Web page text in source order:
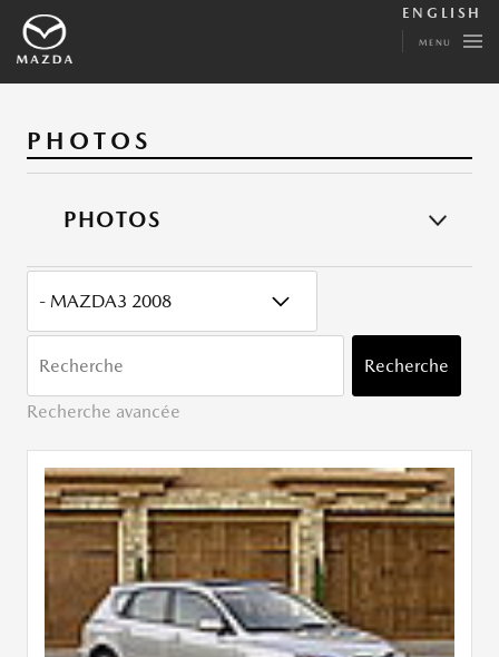
ENGLISH
MENU
PHOTOS
PHOTOS
CATÉGORY
Recherche
Recherche avancée